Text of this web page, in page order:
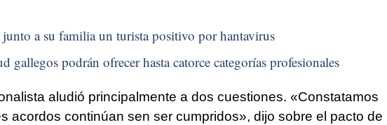
a su familia un turista positivo por hantavirus
gallegos podrán ofrecer hasta catorce categorías profesionales
aludió principalmente a dos cuestiones. «Constatamos
acordos continúan sen ser cumpridos», dijo sobre el pacto de